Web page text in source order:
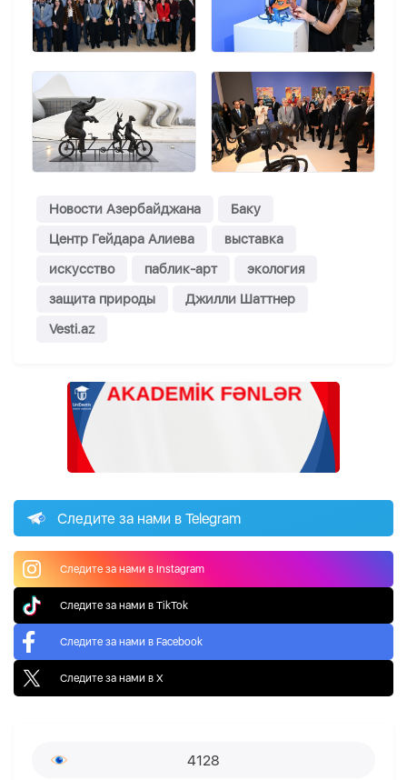
Новости Азербайджана
Баку
Центр Гейдара Алиева
выставка
искусство
паблик-арт
экология
защита природы
Джилли Шаттнер
Vesti.az
Следите за нами в Telegram
Следите за нами в Instagram
Следите за нами в TikTok
Следите за нами в Facebook
Следите за нами в X
4128